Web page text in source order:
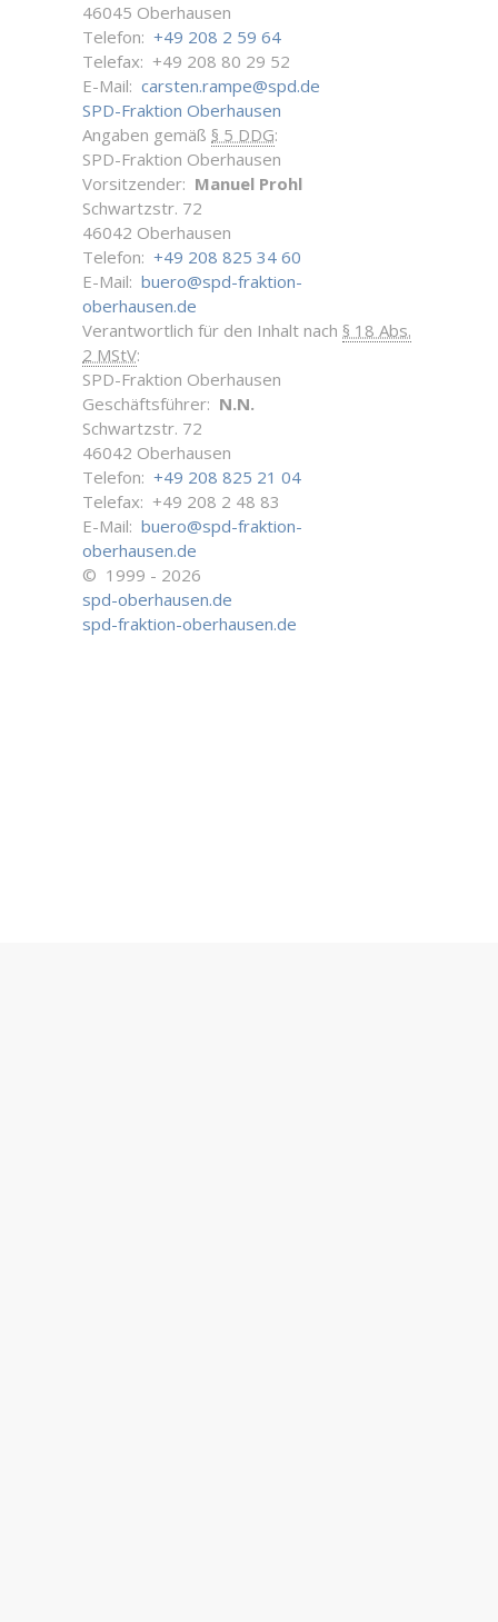
46045 Oberhausen
Telefon: +49 208 2 59 64
Telefax: +49 208 80 29 52
E-Mail: carsten.rampe@spd.de
SPD-Fraktion Oberhausen
Angaben gemäß § 5 DDG:
SPD-Fraktion Oberhausen
Vorsitzender: Manuel Prohl
Schwartzstr. 72
46042 Oberhausen
Telefon: +49 208 825 34 60
E-Mail: buero@spd-fraktion-
oberhausen.de
Verantwortlich für den Inhalt nach § 18 Abs.
2 MStV:
SPD-Fraktion Oberhausen
Geschäftsführer: N.N.
Schwartzstr. 72
46042 Oberhausen
Telefon: +49 208 825 21 04
Telefax: +49 208 2 48 83
E-Mail: buero@spd-fraktion-
oberhausen.de
© 1999 - 2026
spd-oberhausen.de
spd-fraktion-oberhausen.de